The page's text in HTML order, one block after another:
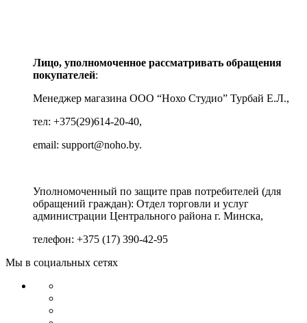
Лицо, уполномоченное рассматривать обращения
покупателей:
Менеджер магазина ООО “Нохо Студио” Турбай Е.Л.,
тел: +375(29)614-20-40,
email: support@noho.by.
Уполномоченный по защите прав потребителей (для
обращений граждан): Отдел торговли и услуг
администрации Центрального района г. Минска,
телефон: +375 (17) 390-42-95
Мы в социальных сетях